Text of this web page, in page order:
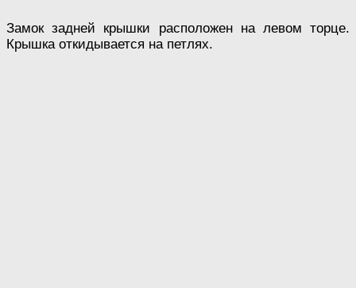
Замок задней крышки расположен на левом торце.
Крышка откидывается на петлях.